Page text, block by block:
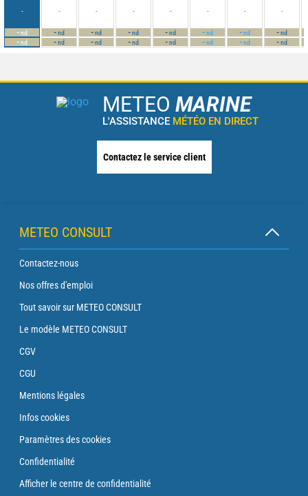
-
-nd
-nd
-
-nd
-nd
-
-nd
-nd
-
-nd
-nd
-
-nd
-nd
-
-nd
-nd
-
-nd
-nd
-
-nd
-nd
METEO MARINE
L'ASSISTANCE MÉTÉO EN DIRECT
Contactez le service client
METEO CONSULT
Contactez-nous
Nos offres d'emploi
Tout savoir sur METEO CONSULT
Le modèle METEO CONSULT
CGV
CGU
Mentions légales
Infos cookies
Paramètres des cookies
Confidentialité
Afficher le centre de confidentialité